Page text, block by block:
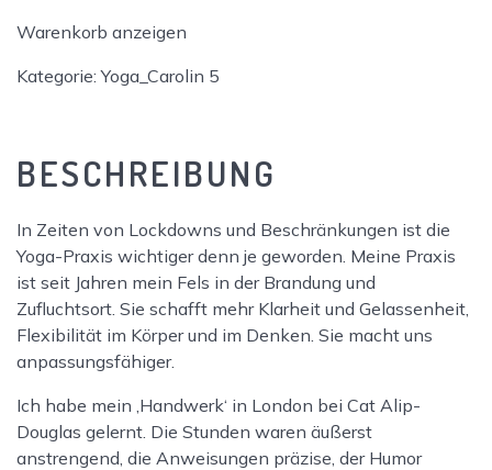
Flow
mit
Stunde:
Rückbeugen
Menge
Warenkorb anzeigen
Kategorie:Yoga_Carolin 5
BESCHREIBUNG
In Zeiten von Lockdowns und Beschränkungen ist die
Yoga-Praxis wichtiger denn je geworden. Meine Praxis
ist seit Jahren mein Fels in der Brandung und
Zufluchtsort. Sie schafft mehr Klarheit und Gelassenheit,
Flexibilität im Körper und im Denken. Sie macht uns
anpassungsfähiger.
Ich habe mein ‚Handwerk‘ in London bei Cat Alip-
Douglas gelernt. Die Stunden waren äußerst
anstrengend, die Anweisungen präzise, der Humor